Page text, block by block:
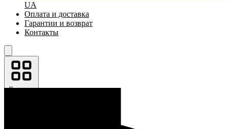
UA
Оплата и доставка
Гарантии и возврат
Контакты
Каталог